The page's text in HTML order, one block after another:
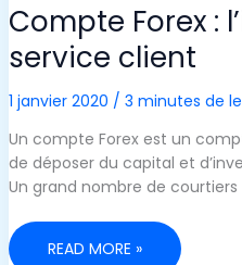
Compte Forex :
service client
1 janvier 2020 / 3 minutes de
Un compte Forex est un
de déposer du capital et
Un grand nombre de courtiers
COMPTE
READ MORE »